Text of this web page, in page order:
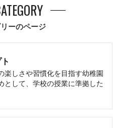
ーのページ
楽しさや習慣化を目指す幼稚園
として、学校の授業に準拠した